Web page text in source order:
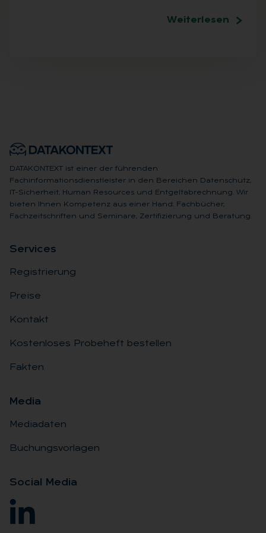
Weiterlesen
DATAKONTEXT ist einer der führenden
Fachinformationsdienstleister in den Bereichen Datenschutz,
IT-Sicherheit, Human Resources und Entgeltabrechnung. Wir
bieten Ihnen Kompetenz aus einer Hand: Fachbücher,
Fachzeitschriften und Seminare, Zertifizierung und Beratung.
Ser­vices
Registrierung
Preise
Kontakt
Kostenloses Probeheft bestellen
Fakten
Me­dia
Mediadaten
Buchungsvorlagen
So­ci­al Me­dia